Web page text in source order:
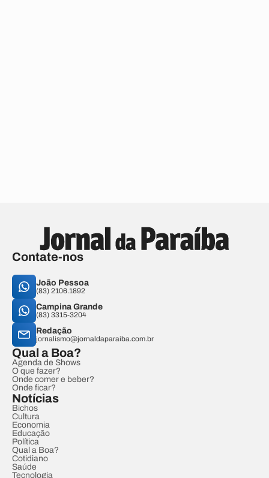
Contate-nos
João Pessoa
(83) 2106.1892
Campina Grande
(83) 3315-3204
Redação
jornalismo@jornaldaparaiba.com.br
Qual a Boa?
Agenda de Shows
O que fazer?
Onde comer e beber?
Onde ficar?
Notícias
Bichos
Cultura
Economia
Educação
Política
Qual a Boa?
Cotidiano
Saúde
Tecnologia